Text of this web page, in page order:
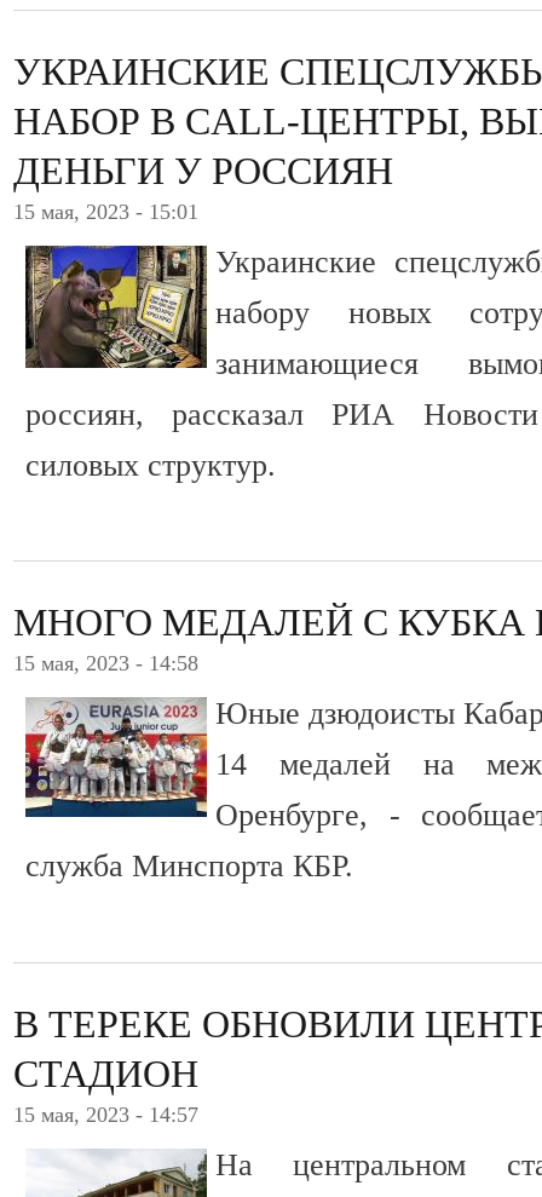
УКРАИНСКИЕ
НАБОР В CALL-ЦЕНТРЫ,
ДЕНЬГИ У РОССИЯН
15 мая, 2023 - 15:01
Украинские
набору новых
занимающиеся
россиян, рассказал РИА
силовых структур.
МНОГО МЕДАЛЕЙ С КУБКА
15 мая, 2023 - 14:58
Юные дзюдоисты
14 медалей на
Оренбурге, -
служба Минспорта КБР.
В ТЕРЕКЕ ОБНОВИЛИ
СТАДИОН
15 мая, 2023 - 14:57
На центральном